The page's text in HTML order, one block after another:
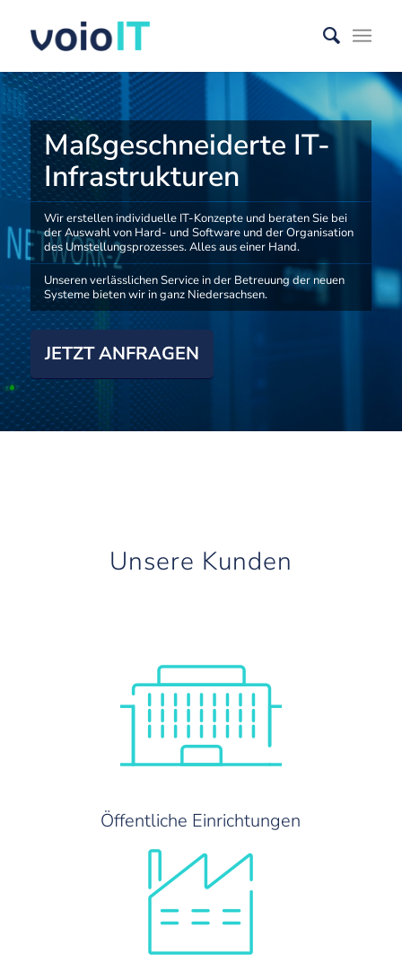
Maßgeschneiderte IT-
Infrastrukturen
Wir erstellen individuelle IT-Konzepte und beraten Sie bei
der Auswahl von Hard- und Software und der Organisation
des Umstellungsprozesses. Alles aus einer Hand.
Unseren verlässlichen Service in der Betreuung der neuen
Systeme bieten wir in ganz Niedersachsen.
JETZT ANFRAGEN
Unsere Kunden
Öffentliche Einrichtungen